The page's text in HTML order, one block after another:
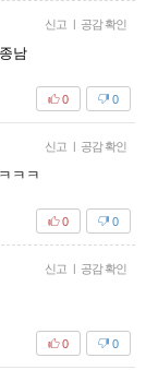
신고 | 공감 확인
남
0
0
신고 | 공감 확인
ㅋㅋ
0
0
신고 | 공감 확인
0
0